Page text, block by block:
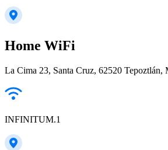
Home WiFi
La Cima 23, Santa Cruz, 62520 Tepoztlán,
INFINITUM.1